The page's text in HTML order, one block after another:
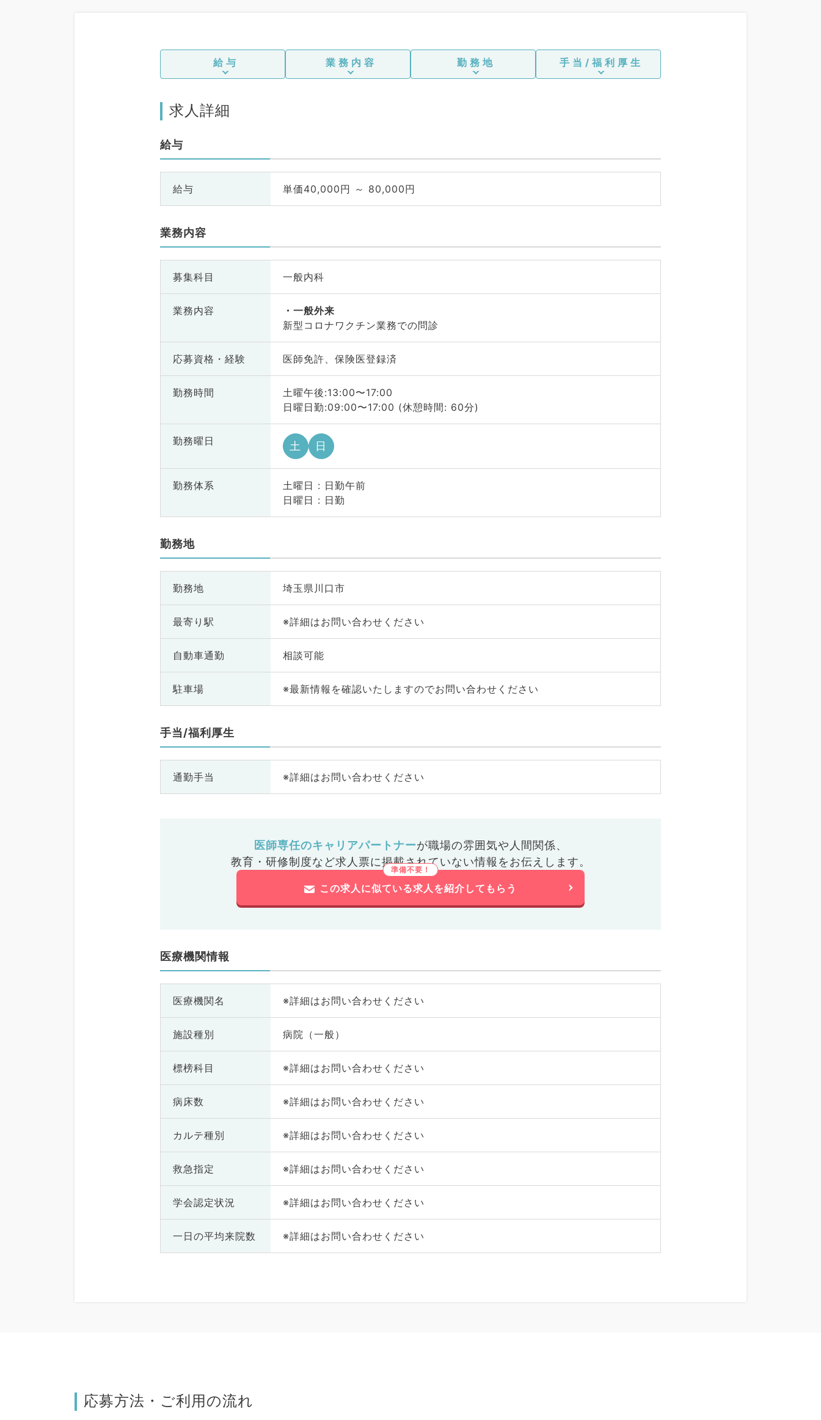
給与 業務内容 勤務地 手当/福利厚生
求人詳細
給与
給与 単価40,000円 ～ 80,000円
業務内容
募集科目 一般内科
業務内容
一般外来
新型コロナワクチン業務での問診
応募資格・ 経験 医師免許、保険医登録済
勤務時間
土曜午後:13:00〜17:00
日曜日勤:09:00〜17:00 (休憩時間: 60分)
勤務曜日 土 日
勤務体系
土曜日 : 日勤午前
日曜日 : 日勤
勤務地
勤務地 埼玉県川口市
最寄り駅 ※詳細はお問い合わせください
自動車通勤 相談可能
駐車場 ※最新情報を確認いたしますのでお問い合わせください
手当/福利厚生
通勤手当 ※詳細はお問い合わせください
医師専任のキャリアパートナーが職場の雰囲気や人間関係、
教育・研修制度など求人票に掲載されていない情報をお伝えします。
この求人に似ている求人を紹介してもらう
医療機関情報
医療機関名 ※詳細はお問い合わせください
施設種別 病院（一般）
標榜科目 ※詳細はお問い合わせください
病床数 ※詳細はお問い合わせください
カルテ種別 ※詳細はお問い合わせください
救急指定 ※詳細はお問い合わせください
学会認定状況 ※詳細はお問い合わせください
一日の平均来院数 ※詳細はお問い合わせください
応募方法・ご利用の流れ